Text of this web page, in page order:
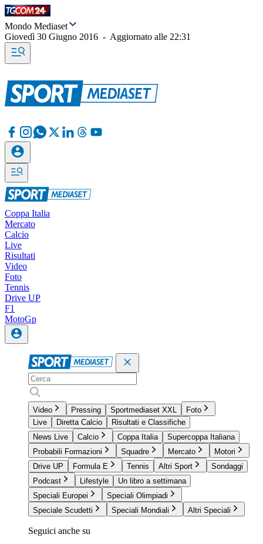
Mondo Mediaset
Giovedì 30 Giugno 2016 - Aggiornato alle 22:31
Coppa Italia
Mercato
Calcio
Live
Risultati
Video
Foto
Tennis
Drive UP
F1
MotoGp
Video Pressing Sportmediaset XXL
Foto
Live
Diretta Calcio
Risultati e Classifiche
News Live
Calcio Coppa Italia
Supercoppa Italiana
Probabili Formazioni
Squadre Mercato
Motori
Drive UP
Formula E Tennis Altri Sport
Sondaggi
Podcast
Lifestyle
Un libro a settimana
Speciali Europei
Speciali Olimpiadi
Speciale Scudetti
Speciali Mondiali Altri Speciali
Seguici anche su